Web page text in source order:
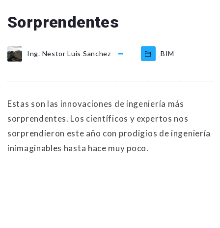
Sorprendentes
Ing. Nestor Luis Sanchez BIM
Estas son las innovaciones de ingeniería más
sorprendentes. Los científicos y expertos nos
sorprendieron este año con prodigios de ingeniería
inimaginables hasta hace muy poco.